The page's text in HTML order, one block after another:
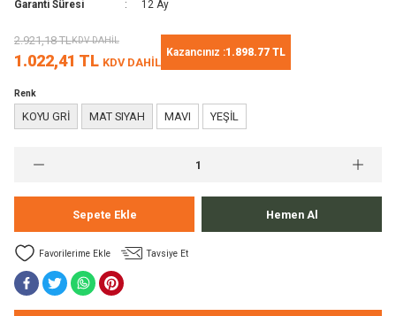
Kürekler
Malzemeleri
Bardak
Garanti Süresi
12 Ay
1.022,41 TL KDV DAHİL
2.921,18 TLKDV DAHİL
Kazancınız :1.898.77 TL
Renk
KOYU GRİ MAT SIYAH MAVI YEŞİL
Sepete Ekle Hemen Al
Tavsiye Et